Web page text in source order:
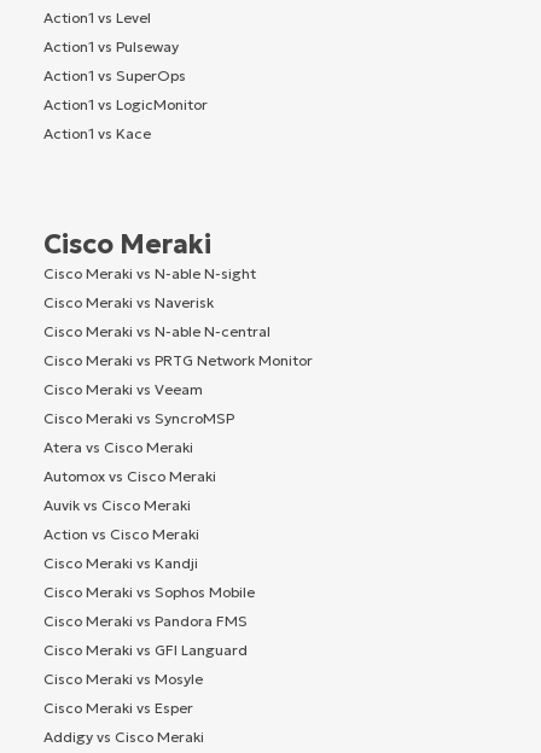
Action1 vs Level
Action1 vs Pulseway
Action1 vs SuperOps
Action1 vs LogicMonitor
Action1 vs Kace
Cisco Meraki
Cisco Meraki vs N-able N-sight
Cisco Meraki vs Naverisk
Cisco Meraki vs N-able N-central
Cisco Meraki vs PRTG Network Monitor
Cisco Meraki vs Veeam
Cisco Meraki vs SyncroMSP
Atera vs Cisco Meraki
Automox vs Cisco Meraki
Auvik vs Cisco Meraki
Action vs Cisco Meraki
Cisco Meraki vs Kandji
Cisco Meraki vs Sophos Mobile
Cisco Meraki vs Pandora FMS
Cisco Meraki vs GFI Languard
Cisco Meraki vs Mosyle
Cisco Meraki vs Esper
Addigy vs Cisco Meraki